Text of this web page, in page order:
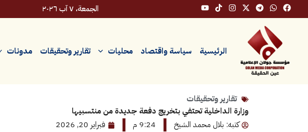
تخطي
إلى
الجمعة، ٧ آب ٢٠٢٦
الرئيسية سياسة واقتصاد محليات تقارير وتحقيقات مدونات
تقارير وتحقيقات
وزارة الداخلية تحتفي بتخريج دفعة جديدة من منتسبيها
كتبه: بلال محمد الشيخ
9:24 م فبراير 20, 2026